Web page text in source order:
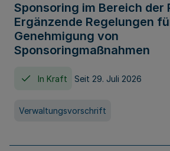
Sponsoring im Bereich der
Ergänzende Regelungen
Genehmigung von
Sponsoringmaßnahmen
In Kraft Seit 29. Juli 2026
Verwaltungsvorschrift